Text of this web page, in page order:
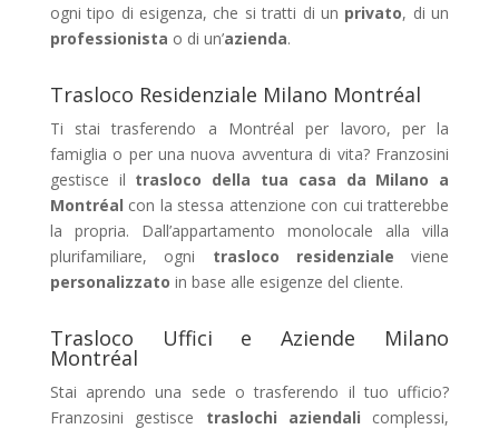
ogni tipo di esigenza, che si tratti di un privato, di un
professionista o di un’azienda.
Trasloco Residenziale Milano Montréal
Ti stai trasferendo a Montréal per lavoro, per la
famiglia o per una nuova avventura di vita? Franzosini
gestisce il trasloco della tua casa da Milano a
Montréal con la stessa attenzione con cui tratterebbe
la propria. Dall’appartamento monolocale alla villa
plurifamiliare, ogni trasloco residenziale viene
personalizzato in base alle esigenze del cliente.
Trasloco Uffici e Aziende Milano
Montréal
Stai aprendo una sede o trasferendo il tuo ufficio?
Franzosini gestisce traslochi aziendali complessi,